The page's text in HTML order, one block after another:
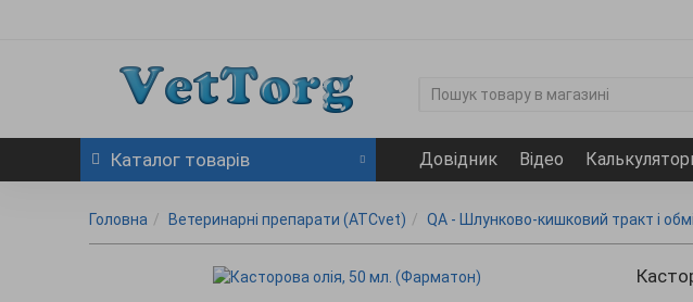
Каталогтоварів Довідник Відео
Головна Ветеринарні препарати (ATCvet) QA - Шлунково-кишковий тракт і